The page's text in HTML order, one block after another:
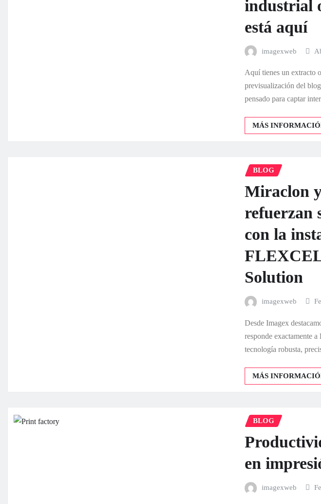
industrial
está aquí
imagexweb
Aquí tienes un extracto
previsualización del
pensado para captar
MÁS
BLOG
Miraclon
refuerzan
con la
Solution
imagexweb
Desde Imagex
responde exactamente
tecnología robusta,
MÁS
BLOG
en
imagexweb